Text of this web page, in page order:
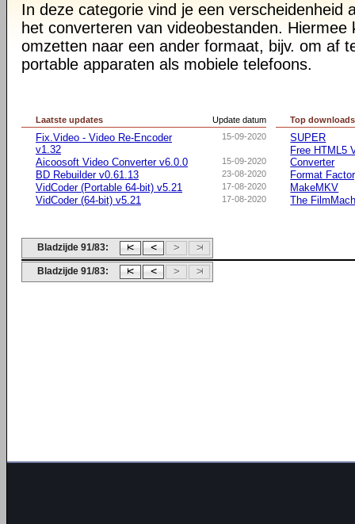
In deze categorie vind je een verscheidenheid
het converteren van videobestanden. Hiermee
omzetten naar een ander formaat, bijv. om af
portable apparaten als mobiele telefoons.
Update datum
Laatste updates
15-09-2020
Fix.Video - Video Re-Encoder
v1.32
15-09-2020
Aicoosoft Video Converter v6.0.0
23-08-2020
BD Rebuilder v0.61.13
17-08-2020
VidCoder (Portable 64-bit) v5.21
17-08-2020
VidCoder (64-bit) v5.21
Top downloads
SUPER
Free HTML5
Converter
Format
MakeMKV
The
Bladzijde 91/83:
Bladzijde 91/83: